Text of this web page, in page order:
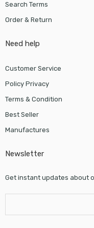
Search Terms
Order & Return
Need help
Customer Service
Policy Privacy
Terms & Condition
Best Seller
Manufactures
Newsletter
Get instant updates about